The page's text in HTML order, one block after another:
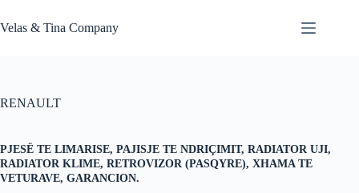
to
content
Velas & Tina Company
RENAULT
PJESË TE LIMARISE, PAJISJE TE NDRIÇIMIT, RADIATOR UJI,
RADIATOR KLIME, RETROVIZOR (PASQYRE), XHAMA TE
VETURAVE, GARANCION.